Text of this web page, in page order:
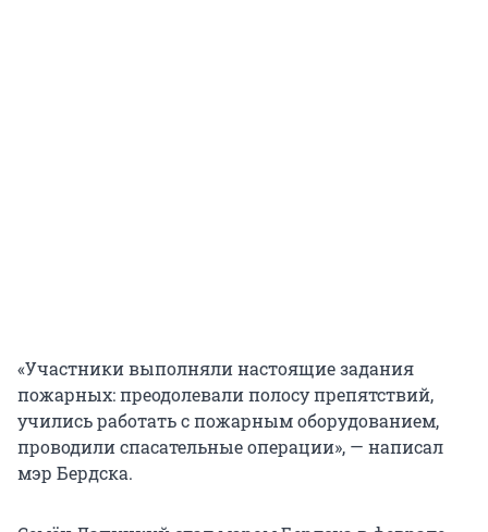
«Участники выполняли настоящие задания
пожарных: преодолевали полосу препятствий,
учились работать с пожарным оборудованием,
проводили спасательные операции», — написал
мэр Бердска.